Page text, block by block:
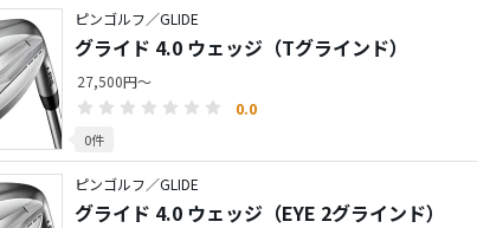
ピンゴルフ／GLIDE
グライド 4.0 ウェッジ（Tグラインド）
27,500円～
0.0
0件
ピンゴルフ／GLIDE
グライド 4.0 ウェッジ（EYE 2グラインド）